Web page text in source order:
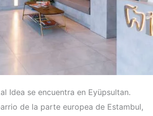
Idea se encuentra en Eyüpsultan.
de la parte europea de Estambul,